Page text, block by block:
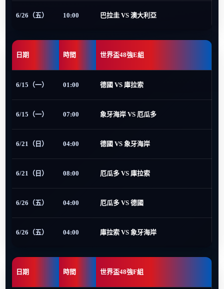
6/26（五） 10:00 巴拉圭 VS 澳大利亞
日期 時間 世界盃48強E組
6/15（一） 01:00 德國 VS 庫拉索
6/15（一） 07:00 象牙海岸 VS 厄瓜多
6/21（日） 04:00 德國 VS 象牙海岸
6/21（日） 08:00 厄瓜多 VS 庫拉索
6/26（五） 04:00 厄瓜多 VS 德國
6/26（五） 04:00 庫拉索 VS 象牙海岸
日期 時間 世界盃48強F組